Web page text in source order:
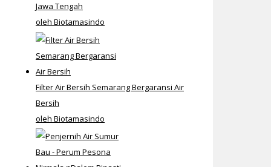
Jawa Tengah
oleh Biotamasindo
Filter Air Bersih Semarang Bergaransi Air
Bersih
oleh Biotamasindo